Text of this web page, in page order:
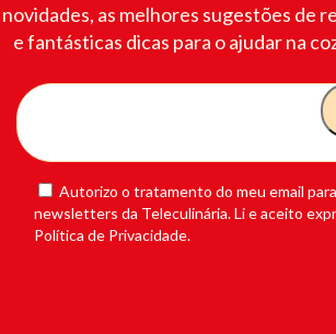
novidades, as melhores sugestões de
e fantásticas dicas para o ajudar na
Autorizo o tratamento do meu email
newsletters da Teleculinária. Li e aceito
Política de Privacidade.